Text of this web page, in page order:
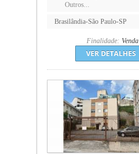
Outros...
Brasilândia-São Paulo-SP
Finalidade: Venda
VER DETALHES